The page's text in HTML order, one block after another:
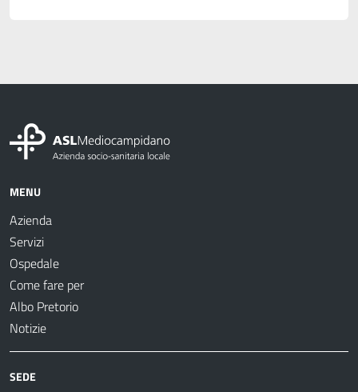
MENU
Azienda
Servizi
Ospedale
Come fare per
Albo Pretorio
Notizie
SEDE